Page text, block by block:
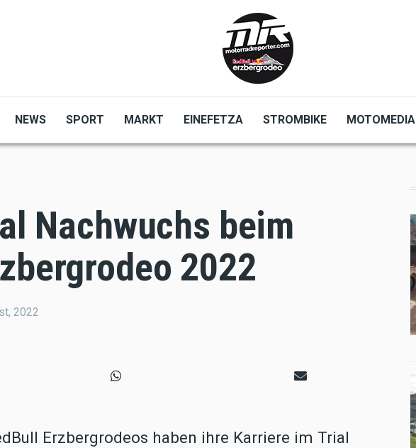
NEWS SPORT MARKT EINEFETZA STROMBIKE MOTOMEDIA
Nachwuchs beim
2022
2022
Erzbergrodeos haben ihre Karriere im Trial